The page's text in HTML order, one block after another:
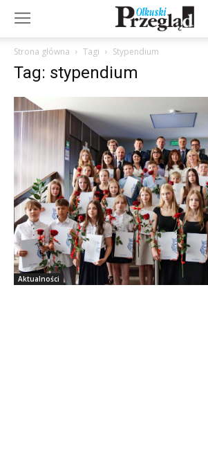
Strona główna Tagi Stypendium
Tag: stypendium
Aktualności